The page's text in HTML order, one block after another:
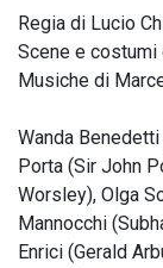
Regia di Lucio
Scene e
Musiche di
Wanda
Porta (Sir John
Worsley), Olga
Mannocchi
Enrici (Gerald